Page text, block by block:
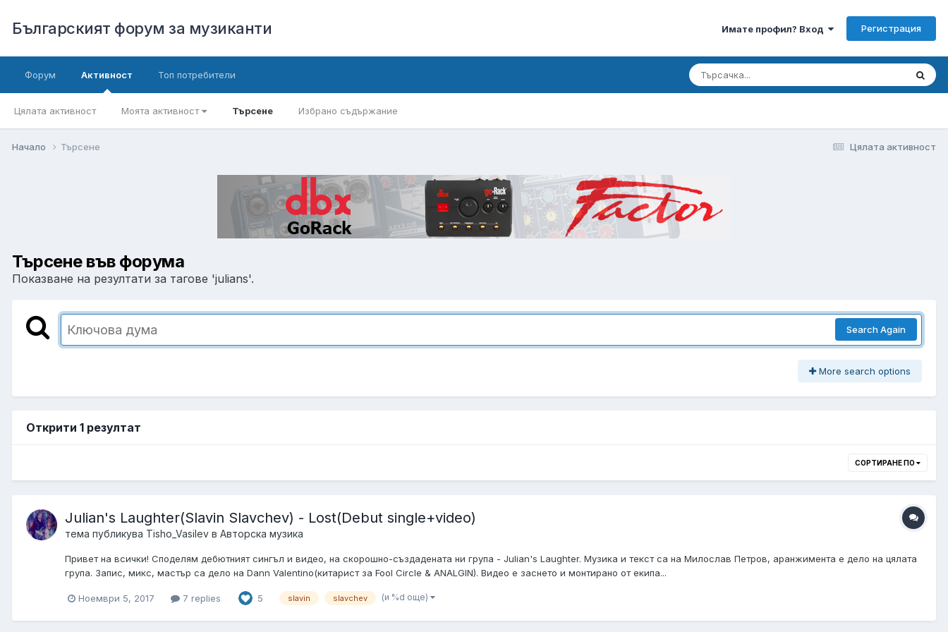
Българският форум за музиканти Имате профил? Вход Регистрация
Форум Активност
Цялата активност Моята активност Търсене Избрано съдържание
Топ потребители
Цялата активност
Начало Търсене
Търсене във форума
Показване на резултати за тагове 'julians'.
Search Again
More search options
Открити 1 резултат
СОРТИРАНЕ ПО
Julian's Laughter(Slavin Slavchev) - Lost(Debut single+video)
тема публикува Tisho_Vasilev в Авторска музика
Привет на всички! Споделям дебютният сингъл и видео, на скорошно-създадената ни група - Julian's Laughter. Музика и текст са на Милослав Петров, аранжимента е дело на цялата
група. Запис, микс, мастър са дело на Dann Valentino(китарист за Fool Circle & ANALGIN). Видео е заснето и монтирано от екипа...
Ноември 5, 2017 7 replies 5 slavin slavchev (и %d още)